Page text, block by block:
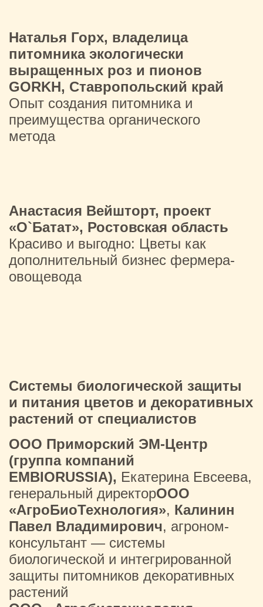
Наталья Горх, владелица
питомника экологически
выращенных роз и пионов
GORKH, Ставропольский край
Опыт создания питомника и
преимущества органического
метода
Анастасия Вейшторт, проект
«O`Батат», Ростовская область
Красиво и выгодно: Цветы как
дополнительный бизнес фермера-
овощевода
Системы биологической защиты
и питания цветов и декоративных
растений от специалистов
ООО Приморский ЭМ-Центр
(группа компаний
EMBIORUSSIA), Екатерина Евсеева,
генеральный директорООО
«АгроБиоТехнология», Калинин
Павел Владимирович, агроном-
консультант — системы
биологической и интегрированной
защиты питомников декоративных
растений